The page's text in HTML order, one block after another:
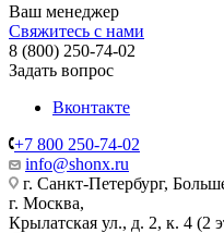
Ваш менеджер
Свяжитесь с нами
8 (800) 250-74-02
Задать вопрос
Вконтакте
+7 800 250-74-02
info@shonx.ru
г. Санкт-Петербург,
г. Москва,
Крылатская ул., д. 2, к. 4 (2